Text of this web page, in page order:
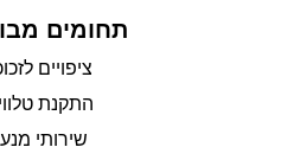
תחומים
ציפויים
התקנת
שירותי